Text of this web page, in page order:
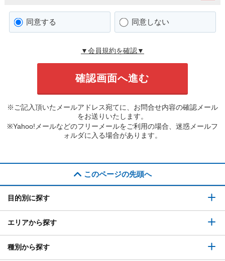
同意する 同意しない
▼会員規約を確認▼
※ご記入頂いたメールアドレス宛てに、お問合せ内容の確認メール
をお送りいたします。
※Yahoo!メールなどのフリーメールをご利用の場合、迷惑メールフ
ォルダに入る場合があります。
このページの先頭へ
目的別に探す
エリアから探す
種別から探す